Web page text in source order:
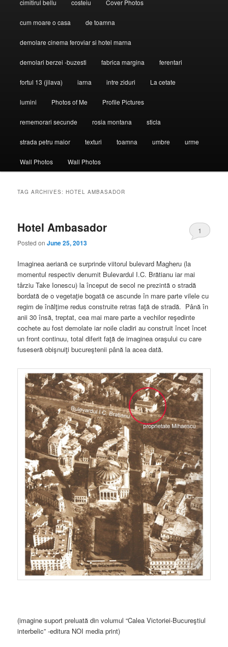
cimitirul bellu costeiu Cover Photos
cum moare o casa de toamna
demolare cinema feroviar si hotel marna
demolari berzei -buzesti fabrica margina ferentari
fortul 13 (jilava) iarna intre ziduri La cetate
lumini Photos of Me Profile Pictures
rememorari secunde rosia montana sticla
strada petru maior texturi toamna umbre urme
Wall Photos Wall Photos
TAG ARCHIVES:HOTEL AMBASADOR
Hotel Ambasador
Posted onJune 25, 2013
1
Imaginea aeriană ce surprinde viitorul bulevard Magheru (la
momentul respectiv denumit Bulevardul I.C. Brătianu iar mai
târziu Take Ionescu) la început de secol ne prezintă o stradă
bordată de o vegetaţie bogată ce ascunde în mare parte vilele cu
regim de înălţime redus construite retras faţă de stradă. Până în
anii 30 însă, treptat, cea mai mare parte a vechilor reşedinte
cochete au fost demolate iar noile cladiri au construit încet încet
un front continuu, total diferit faţă de imaginea oraşului cu care
fuseseră obişnuiţi bucureştenii până la acea dată.
(imagine suport preluată din volumul “Calea Victoriei-Bucureştiul
interbelic” -editura NOI media print)